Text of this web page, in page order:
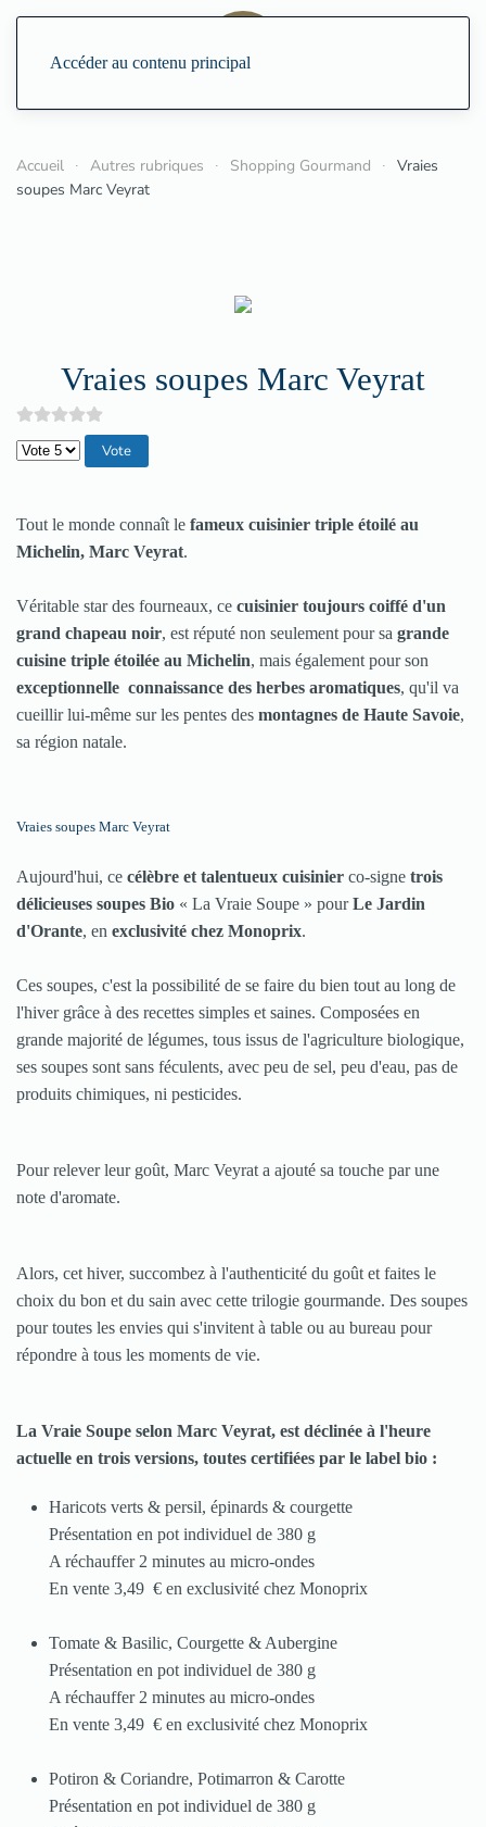
Accéder au contenu principal
Accueil Autres rubriques Shopping Gourmand
Vraies
soupes Marc Veyrat
Vraies soupes Marc Veyrat
Veuillez voter
Tout le monde connaît le fameux cuisinier triple étoilé au
Michelin, Marc Veyrat.
Véritable star des fourneaux, ce cuisinier toujours coiffé d'un
grand chapeau noir, est réputé non seulement pour sa grande
cuisine triple étoilée au Michelin, mais également pour son
exceptionnelle connaissance des herbes aromatiques, qu'il va
cueillir lui-même sur les pentes des montagnes de Haute Savoie,
sa région natale.
Vraies soupes Marc Veyrat
Aujourd'hui, ce célèbre et talentueux cuisinier co-signe trois
délicieuses soupes Bio « La Vraie Soupe » pourLe Jardin
d'Orante, en exclusivité chez Monoprix.
Ces soupes, c'est la possibilité de se faire du bien tout au long de
l'hiver grâce à des recettes simples et saines. Composées en
grande majorité de légumes, tous issus de l'agriculture biologique,
ses soupes sont sans féculents, avec peu de sel, peu d'eau, pas de
produits chimiques, ni pesticides.
Pour relever leur goût, Marc Veyrat a ajouté sa touche par une
note d'aromate.
Alors, cet hiver, succombez à l'authenticité du goût et faites le
choix du bon et du sain avec cette trilogie gourmande. Des soupes
pour toutes les envies qui s'invitent à table ou au bureau pour
répondre à tous les moments de vie.
La Vraie Soupe selon Marc Veyrat, est déclinée à l'heure
actuelle en trois versions, toutes certifiées par le label bio :
Haricots verts & persil, épinards & courgette
Présentation en pot individuel de 380 g
A réchauffer 2 minutes au micro-ondes
En vente 3,49 € en exclusivité chez Monoprix
Tomate & Basilic, Courgette & Aubergine
Présentation en pot individuel de 380 g
A réchauffer 2 minutes au micro-ondes
En vente 3,49 € en exclusivité chez Monoprix
Potiron & Coriandre, Potimarron & Carotte
Présentation en pot individuel de 380 g